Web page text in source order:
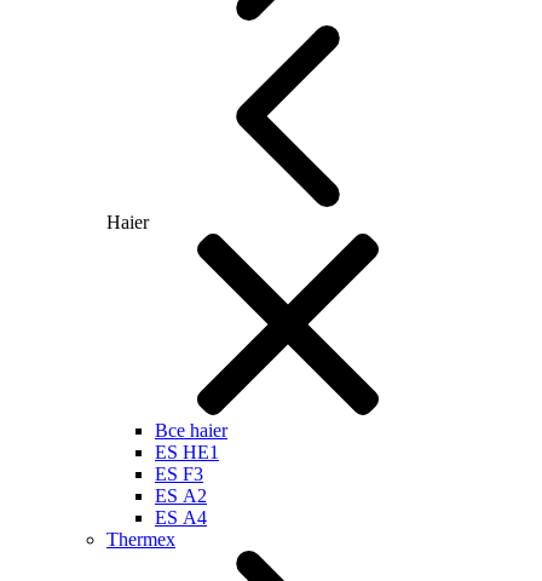
Haier
Все haier
ES HE1
ES F3
ES А2
ES А4
Thermex